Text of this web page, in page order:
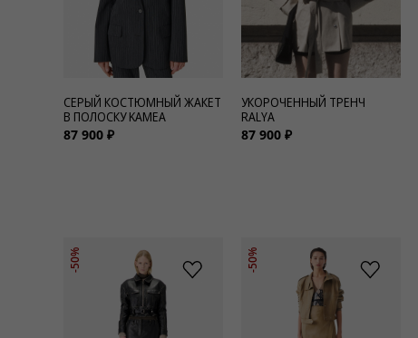
СЕРЫЙ КОСТЮМНЫЙ ЖАКЕТ
В ПОЛОСКУ KAMEA
87 900 ₽
УКОРОЧЕННЫЙ ТРЕНЧ
RALYA
87 900 ₽
-50% -50%